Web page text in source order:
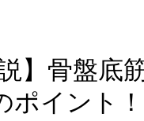
説】骨盤
ポイント！